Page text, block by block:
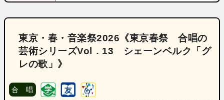
東京・春・音楽祭2026《東京春祭 合唱の
芸術シリーズVol．13 シェーンベルク「グ
レの歌」》
合 唱